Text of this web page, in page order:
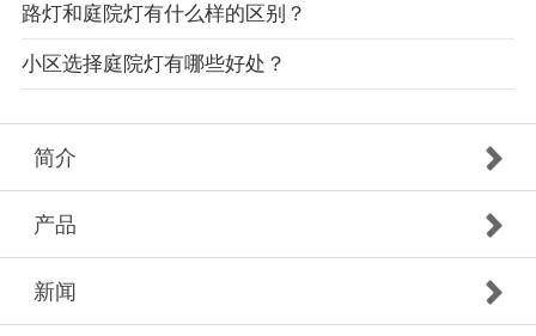
路灯和庭院灯有什么样的区别？
小区选择庭院灯有哪些好处？
简介
产品
新闻